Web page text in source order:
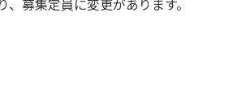
、募集定員に変更があります。